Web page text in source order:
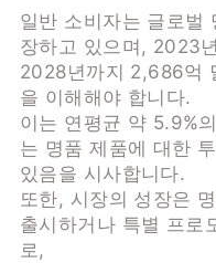
일반 소비자는 글로벌
장하고 있으며, 2023
2028년까지 2,686억
을 이해해야 합니다.
이는 연평균 약 5.9%
는 명품 제품에 대한
있음을 시사합니다.
또한, 시장의 성장은
출시하거나 특별 프로
로,